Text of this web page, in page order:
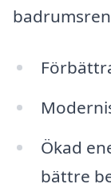
Ökad
bättre